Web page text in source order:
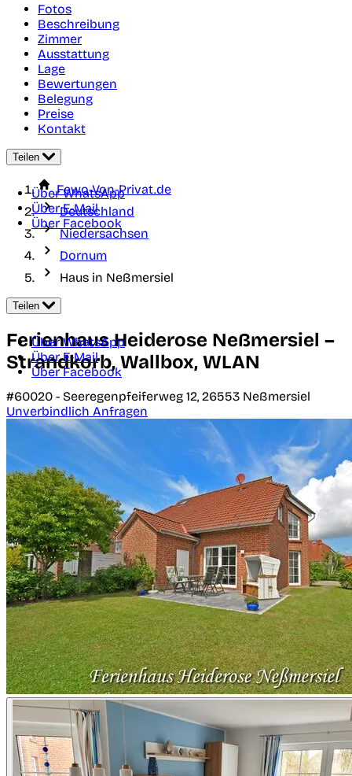
Fotos
Beschreibung
Zimmer
Ausstattung
Lage
Bewertungen
Belegung
Preise
Kontakt
Teilen
Über WhatsApp
Über E-Mail
Über Facebook
Fewo-Von-Privat.de
Deutschland
Niedersachsen
Dornum
Haus in Neßmersiel
Teilen
Über WhatsApp
Über E-Mail
Über Facebook
Ferienhaus Heiderose Neßmersiel –
Strandkorb, Wallbox, WLAN
#60020 - Seeregenpfeiferweg 12, 26553 Neßmersiel
Unverbindlich Anfragen